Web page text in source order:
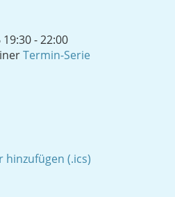
- 22:00
Termin-Serie
hinzufügen (.ics)